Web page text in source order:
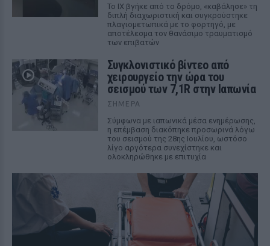
Το ΙΧ βγήκε από το δρόμο, «καβάλησε» τη
διπλή διαχωριστική και συγκρούστηκε
πλαγιομετωπικά με το φορτηγό, με
αποτέλεσμα τον θανάσιμο τραυματισμό
των επιβατών
Συγκλονιστικό βίντεο από
χειρουργείο την ώρα του
σεισμού των 7,1R στην Ιαπωνία
ΣΉΜΕΡΑ
Σύμφωνα με ιαπωνικά μέσα ενημέρωσης,
η επέμβαση διακόπηκε προσωρινά λόγω
του σεισμού της 28ης Ιουλίου, ωστόσο
λίγο αργότερα συνεχίστηκε και
ολοκληρώθηκε με επιτυχία